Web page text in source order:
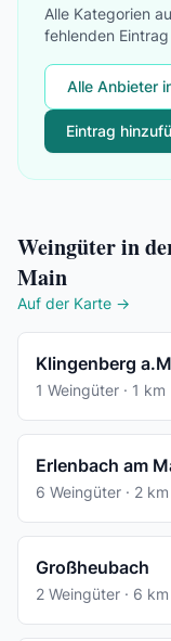
Alle Kategorien
fehlenden Eintrag
Alle Anbieter
Eintrag
Weingüter in
Main
Auf der Karte →
Klingenberg
1 Weingüter · 1 km
Erlenbach am
6 Weingüter · 2 km
Großheubach
2 Weingüter · 6 km